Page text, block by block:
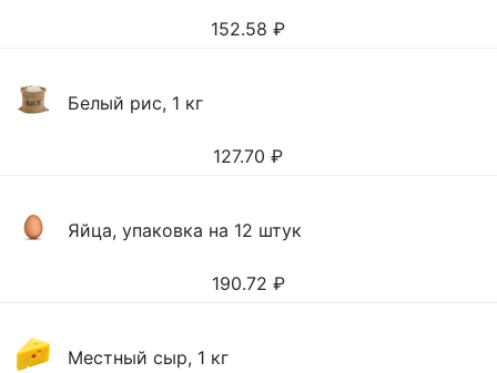
152.58 ₽
Белый рис, 1 кг
127.70 ₽
Яйца, упаковка на 12 штук
190.72 ₽
Местный сыр, 1 кг